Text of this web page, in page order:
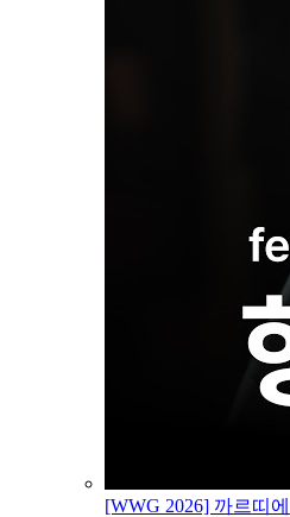
[WWG 2026] 까르띠에